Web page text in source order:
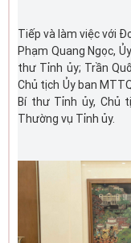
Tiếp và làm việc với
Phạm Quang Ngọc,
thư Tỉnh ủy; Trần
Chủ tịch Ủy ban
Bí thư Tỉnh ủy, Chủ
Thường vụ Tỉnh ủy.